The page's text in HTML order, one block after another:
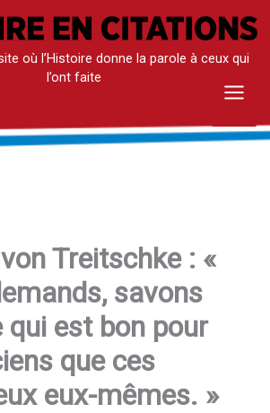
où l’Histoire donne la parole à ceux qui
l’ont faite
Main
Treitschke : «
savons
qui est bon pour
que ces
eux-mêmes. »